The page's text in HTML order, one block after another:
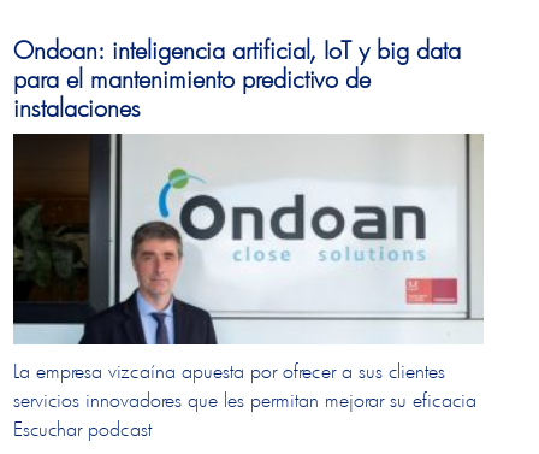
Ondoan: inteligencia artificial, IoT y big data
para el mantenimiento predictivo de
instalaciones
La empresa vizcaína apuesta por ofrecer a sus clientes
servicios innovadores que les permitan mejorar su eficacia
Escuchar podcast